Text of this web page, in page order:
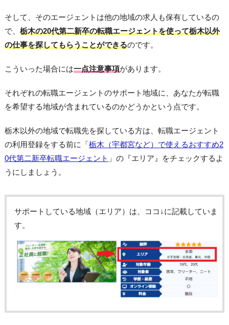
そして、そのエージェントは他の地域の求人も保有しているの
で、 栃木の20代第二新卒の転職エージェントを使って栃木以外
の仕事を探してもらうことができるのです。
こういった場合には一点注意事項があります。
それぞれの転職エージェントのサポート地域に、あなたが転職
を希望する地域が含まれているのかどうかという点です。
栃木以外の地域で転職先を探している方は、転職エージェント
の利用登録をする前に「栃木（宇都宮など）で使えるおすすめ2
0代第二新卒転職エージェント 」の『エリア』をチェックするよ
うにしましょう。
サポートしている地域（エリア）は、ココ↓に記載していま
す。